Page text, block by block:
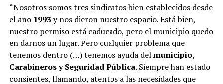
“Nosotros somos tres sindicatos bien establecidos desde
el año 1993y nos dieron nuestro espacio. Está bien,
nuestro permiso está caducado, pero el municipio quedo
en darnos un lugar. Pero cualquier problema que
tenemos dentro (…) tenemos ayuda delmunicipio,
Carabineros y Seguridad Pública. Siempre han estado
consientes, llamando, atentos a las necesidades que